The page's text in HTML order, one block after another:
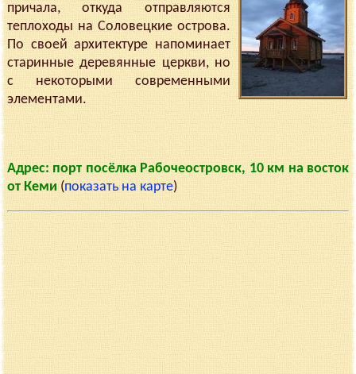
причала, откуда отправляются
теплоходы на Соловецкие острова.
По своей архитектуре напоминает
старинные деревянные церкви, но
с некоторыми современными
элементами.
Адрес: порт посёлка Рабочеостровск, 10 км на восток
от Кеми (показать на карте)